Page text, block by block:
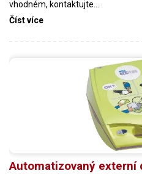
vhodném, kontaktujte…
Číst více
Automatizovaný externí